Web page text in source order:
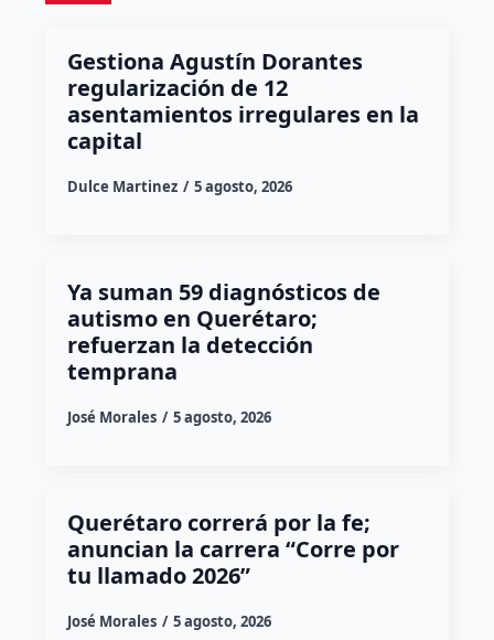
Gestiona Agustín Dorantes
regularización de 12
asentamientos irregulares en la
capital
Dulce Martinez 5 agosto, 2026
Ya suman 59 diagnósticos de
autismo en Querétaro;
refuerzan la detección
temprana
José Morales 5 agosto, 2026
Querétaro correrá por la fe;
anuncian la carrera “Corre por
tu llamado 2026”
José Morales 5 agosto, 2026